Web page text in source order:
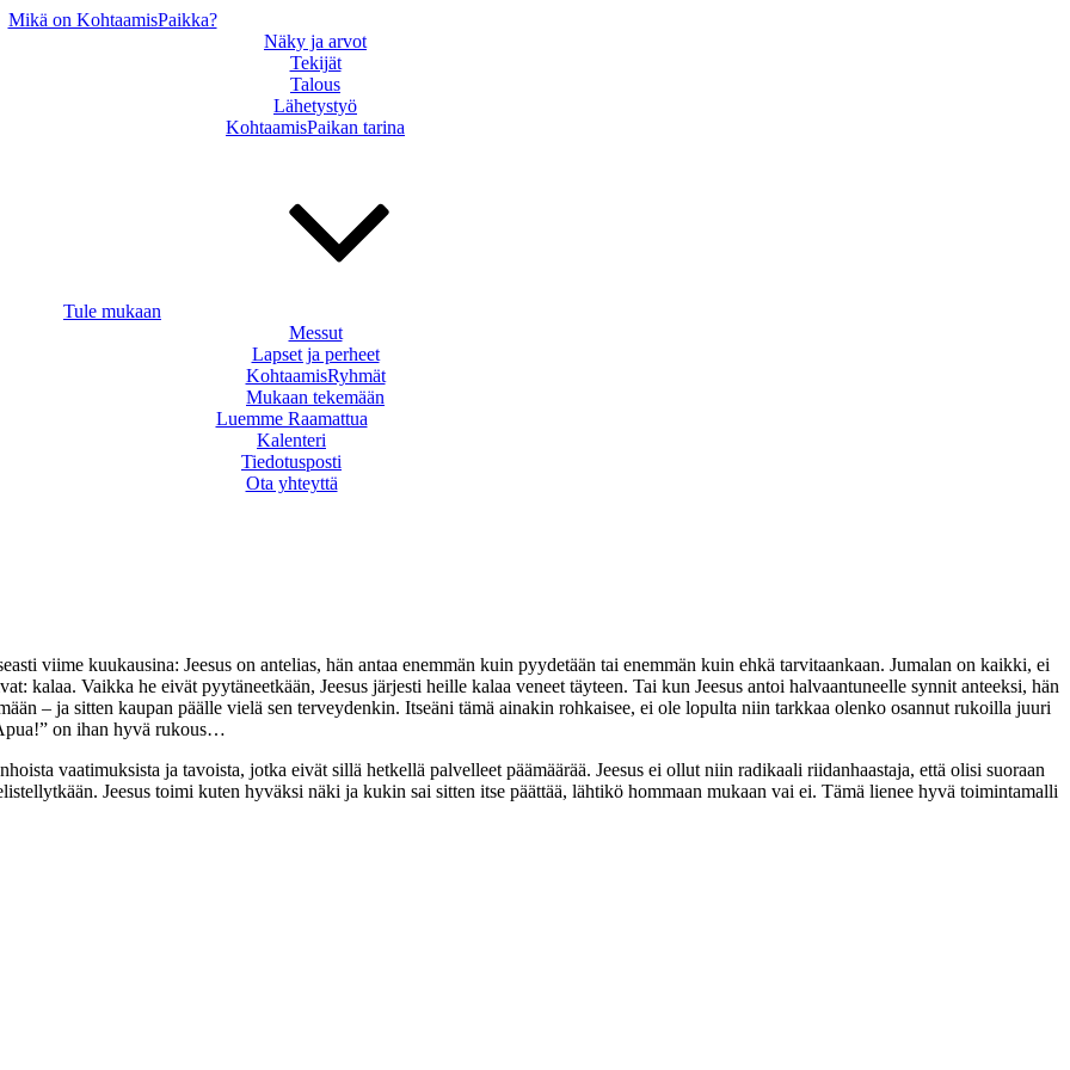
Mikä on KohtaamisPaikka?
Näky ja arvot
Tekijät
Talous
Lähetystyö
KohtaamisPaikan tarina
Tule mukaan
Messut
Lapset ja perheet
KohtaamisRyhmät
Mukaan tekemään
Luemme Raamattua
Kalenteri
Tiedotusposti
Ota yhteyttä
viime kuukausina: Jeesus on antelias, hän antaa enemmän kuin pyydetään tai enemmän kuin ehkä tarvitaankaan. Jumalan on kaikki, ei
kalaa. Vaikka he eivät pyytäneetkään, Jeesus järjesti heille kalaa veneet täyteen. Tai kun Jeesus antoi halvaantuneelle synnit anteeksi, hän
– ja sitten kaupan päälle vielä sen terveydenkin. Itseäni tämä ainakin rohkaisee, ei ole lopulta niin tarkkaa olenko osannut rukoilla juuri
on ihan hyvä rukous…
vaatimuksista ja tavoista, jotka eivät sillä hetkellä palvelleet päämäärää. Jeesus ei ollut niin radikaali riidanhaastaja, että olisi suoraan
Jeesus toimi kuten hyväksi näki ja kukin sai sitten itse päättää, lähtikö hommaan mukaan vai ei. Tämä lienee hyvä toimintamalli